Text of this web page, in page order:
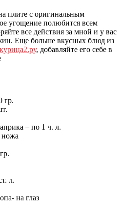
плите с оригинальным
угощение полюбится всем
все действия за мной и у вас
Еще больше вкусных блюд из
курица2.ру, добавляйте его себе в
гр.
– по 1 ч. л.
л.
на глаз